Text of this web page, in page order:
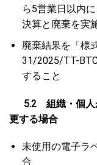
ら5営業日以内
決算と廃棄を実
廃棄結果を「様
31/2025/TT-
すること
5.2 組織・個人
更する場合
未使用の電子ラ
合